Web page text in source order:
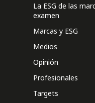
La ESG de las
examen
Marcas y ESG
Medios
Opinión
Profesionales
Targets